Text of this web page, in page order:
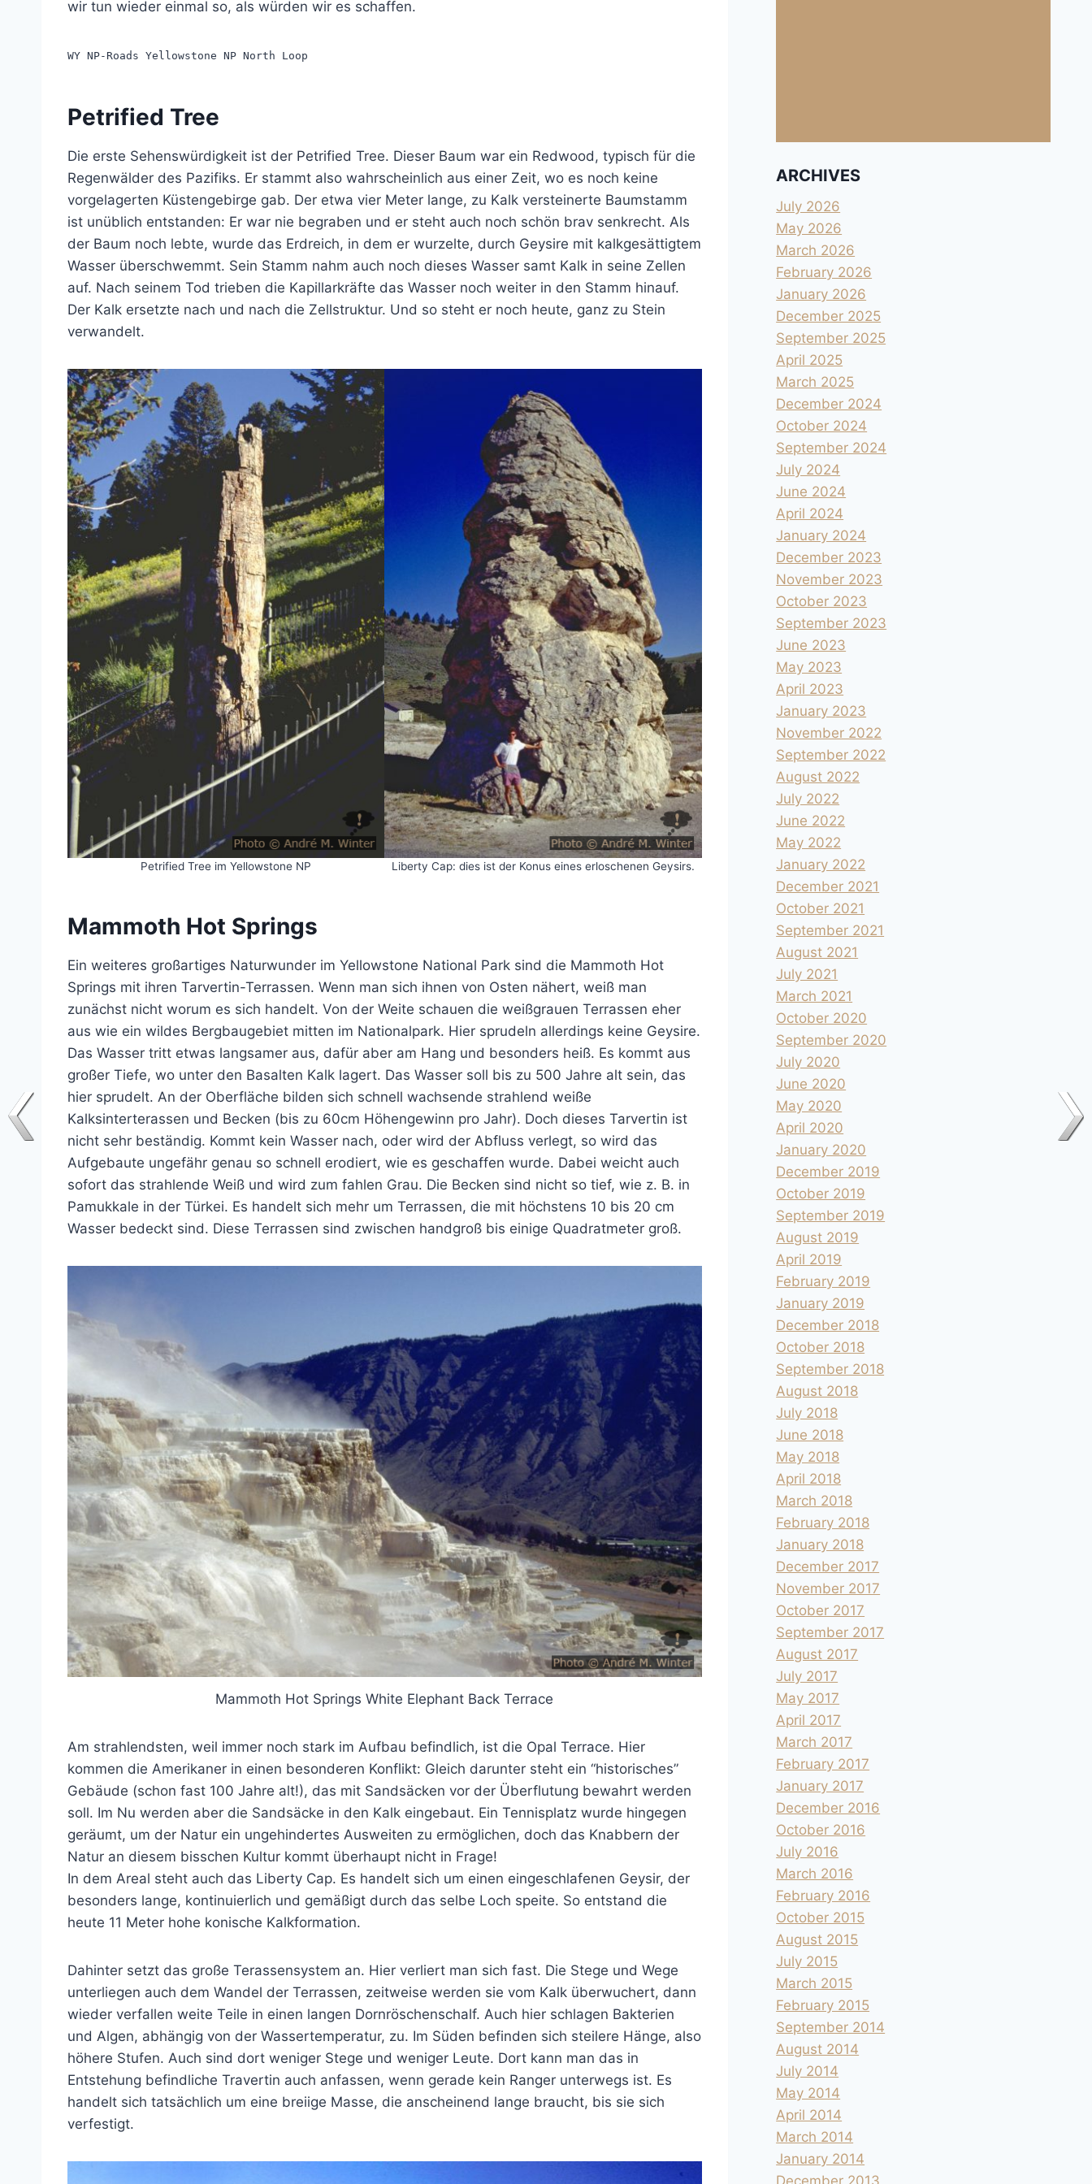
wir tun wieder einmal so, als würden wir es schaffen.
WY NP-Roads Yellowstone NP North Loop
Petrified Tree
Die erste Sehenswürdigkeit ist der Petrified Tree. Dieser Baum war ein Redwood, typisch für die
Regenwälder des Pazifiks. Er stammt also wahrscheinlich aus einer Zeit, wo es noch keine
vorgelagerten Küstengebirge gab. Der etwa vier Meter lange, zu Kalk versteinerte Baumstamm
ist unüblich entstanden: Er war nie begraben und er steht auch noch schön brav senkrecht. Als
der Baum noch lebte, wurde das Erdreich, in dem er wurzelte, durch Geysire mit kalkgesättigtem
Wasser überschwemmt. Sein Stamm nahm auch noch dieses Wasser samt Kalk in seine Zellen
auf. Nach seinem Tod trieben die Kapillarkräfte das Wasser noch weiter in den Stamm hinauf.
Der Kalk ersetzte nach und nach die Zellstruktur. Und so steht er noch heute, ganz zu Stein
verwandelt.
Petrified Tree im Yellowstone NP Liberty Cap: dies ist der Konus eines erloschenen Geysirs.
Mammoth Hot Springs
Ein weiteres großartiges Naturwunder im Yellowstone National Park sind die Mammoth Hot
Springs mit ihren Tarvertin-Terrassen. Wenn man sich ihnen von Osten nähert, weiß man
zunächst nicht worum es sich handelt. Von der Weite schauen die weißgrauen Terrassen eher
aus wie ein wildes Bergbaugebiet mitten im Nationalpark. Hier sprudeln allerdings keine Geysire.
Das Wasser tritt etwas langsamer aus, dafür aber am Hang und besonders heiß. Es kommt aus
großer Tiefe, wo unter den Basalten Kalk lagert. Das Wasser soll bis zu 500 Jahre alt sein, das
hier sprudelt. An der Oberfläche bilden sich schnell wachsende strahlend weiße
Kalksinterterassen und Becken (bis zu 60cm Höhengewinn pro Jahr). Doch dieses Tarvertin ist
nicht sehr beständig. Kommt kein Wasser nach, oder wird der Abfluss verlegt, so wird das
Aufgebaute ungefähr genau so schnell erodiert, wie es geschaffen wurde. Dabei weicht auch
sofort das strahlende Weiß und wird zum fahlen Grau. Die Becken sind nicht so tief, wie z. B. in
Pamukkale in der Türkei. Es handelt sich mehr um Terrassen, die mit höchstens 10 bis 20 cm
Wasser bedeckt sind. Diese Terrassen sind zwischen handgroß bis einige Quadratmeter groß.
Mammoth Hot Springs White Elephant Back Terrace
Am strahlendsten, weil immer noch stark im Aufbau befindlich, ist die Opal Terrace. Hier
kommen die Amerikaner in einen besonderen Konflikt: Gleich darunter steht ein “historisches”
Gebäude (schon fast 100 Jahre alt!), das mit Sandsäcken vor der Überflutung bewahrt werden
soll. Im Nu werden aber die Sandsäcke in den Kalk eingebaut. Ein Tennisplatz wurde hingegen
geräumt, um der Natur ein ungehindertes Ausweiten zu ermöglichen, doch das Knabbern der
Natur an diesem bisschen Kultur kommt überhaupt nicht in Frage!
In dem Areal steht auch das Liberty Cap. Es handelt sich um einen eingeschlafenen Geysir, der
besonders lange, kontinuierlich und gemäßigt durch das selbe Loch speite. So entstand die
heute 11 Meter hohe konische Kalkformation.
Dahinter setzt das große Terassensystem an. Hier verliert man sich fast. Die Stege und Wege
unterliegen auch dem Wandel der Terrassen, zeitweise werden sie vom Kalk überwuchert, dann
wieder verfallen weite Teile in einen langen Dornröschenschalf. Auch hier schlagen Bakterien
und Algen, abhängig von der Wassertemperatur, zu. Im Süden befinden sich steilere Hänge, also
höhere Stufen. Auch sind dort weniger Stege und weniger Leute. Dort kann man das in
Entstehung befindliche Travertin auch anfassen, wenn gerade kein Ranger unterwegs ist. Es
handelt sich tatsächlich um eine breiige Masse, die anscheinend lange braucht, bis sie sich
verfestigt.
ARCHIVES
July 2026
May 2026
March 2026
February 2026
January 2026
December 2025
September 2025
April 2025
March 2025
December 2024
October 2024
September 2024
July 2024
June 2024
April 2024
January 2024
December 2023
November 2023
October 2023
September 2023
June 2023
May 2023
April 2023
January 2023
November 2022
September 2022
August 2022
July 2022
June 2022
May 2022
January 2022
December 2021
October 2021
September 2021
August 2021
July 2021
March 2021
October 2020
September 2020
July 2020
June 2020
May 2020
April 2020
January 2020
December 2019
October 2019
September 2019
August 2019
April 2019
February 2019
January 2019
December 2018
October 2018
September 2018
August 2018
July 2018
June 2018
May 2018
April 2018
March 2018
February 2018
January 2018
December 2017
November 2017
October 2017
September 2017
August 2017
July 2017
May 2017
April 2017
March 2017
February 2017
January 2017
December 2016
October 2016
July 2016
March 2016
February 2016
October 2015
August 2015
July 2015
March 2015
February 2015
September 2014
August 2014
July 2014
May 2014
April 2014
March 2014
January 2014
December 2013